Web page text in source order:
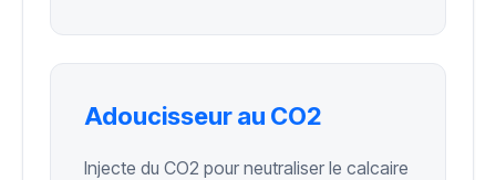
Adoucisseur au CO2
Injecte du CO2 pour neutraliser le calcaire